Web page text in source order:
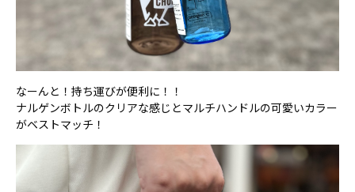
なーんと！持ち運びが便利に！！
ナルゲンボトルのクリアな感じとマルチハンドルの可愛いカラー
がベストマッチ！